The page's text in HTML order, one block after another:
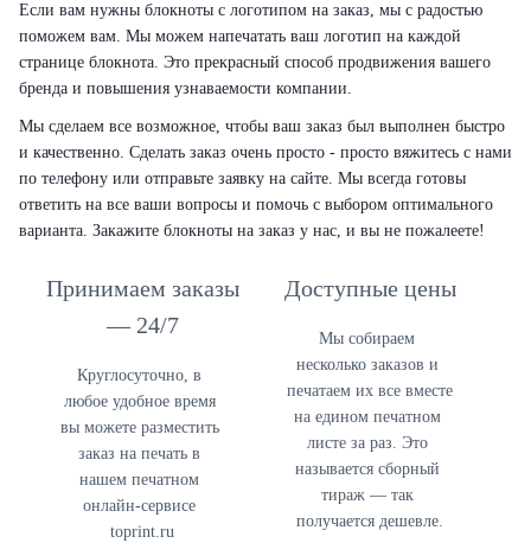
Если вам нужны блокноты с логотипом на заказ, мы с радостью
поможем вам. Мы можем напечатать ваш логотип на каждой
странице блокнота. Это прекрасный способ продвижения вашего
бренда и повышения узнаваемости компании.
Мы сделаем все возможное, чтобы ваш заказ был выполнен быстро
и качественно. Сделать заказ очень просто - просто вяжитесь с нами
по телефону или отправьте заявку на сайте. Мы всегда готовы
ответить на все ваши вопросы и помочь с выбором оптимального
варианта. Закажите блокноты на заказ у нас, и вы не пожалеете!
Принимаем заказы
— 24/7
Круглосуточно, в
любое удобное время
вы можете разместить
заказ на печать в
нашем печатном
онлайн-сервисе
toprint.ru
Доступные цены
Мы собираем
несколько заказов и
печатаем их все вместе
на едином печатном
листе за раз. Это
называется сборный
тираж — так
получается дешевле.